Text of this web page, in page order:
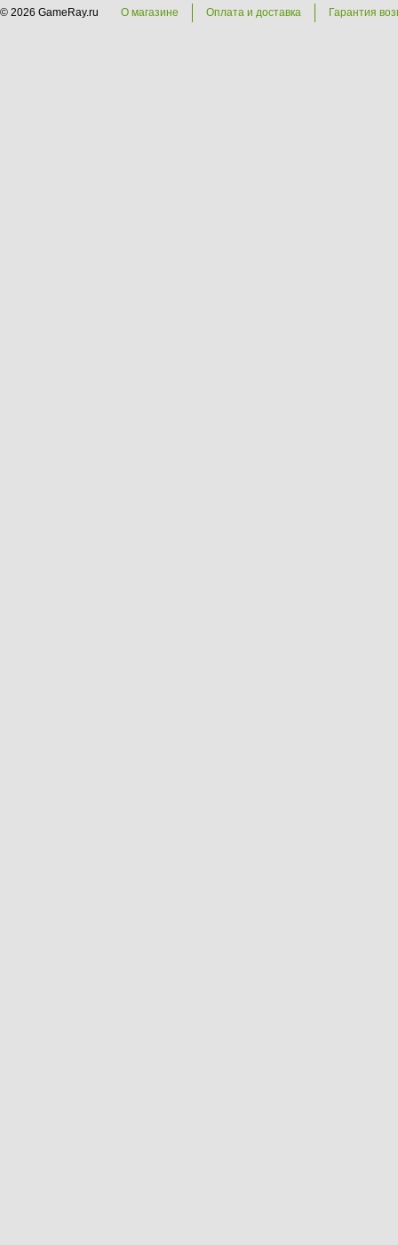
© 2026 GameRay.ru О магазине Оплата и доставка Гарантия